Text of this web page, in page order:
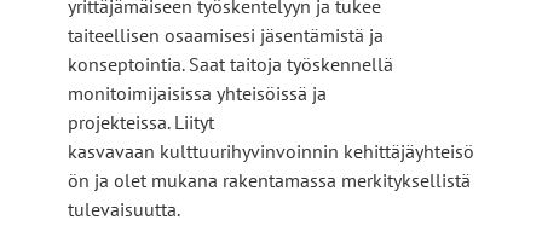
yrittäjämäiseen työskentelyyn ja tukee
taiteellisen osaamisesi jäsentämistä ja
konseptointia. Saat taitoja työskennellä
monitoimijaisissa yhteisöissä ja
projekteissa. Liityt
kasvavaan kulttuurihyvinvoinnin kehittäjäyhteisö
ön ja olet mukana rakentamassa merkityksellistä
tulevaisuutta.